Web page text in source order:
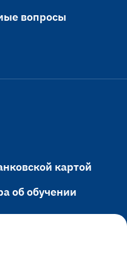
вопросы
картой
об обучении